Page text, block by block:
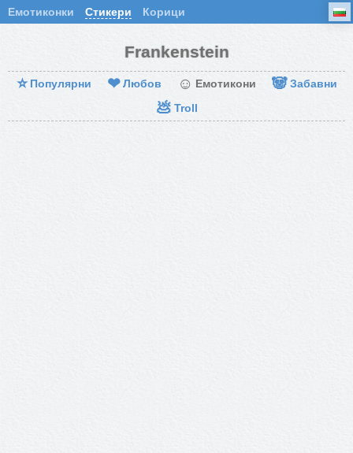
Емотиконки Стикери Корици
Frankenstein
⭐ Популярни ❤ Любов ☺ Емотикони 🐼 Забавни
💩 Troll